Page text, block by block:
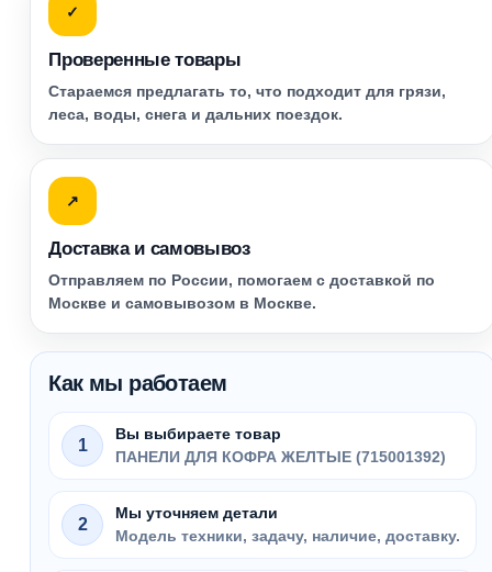
✓
Проверенные товары
Стараемся предлагать то, что подходит для грязи,
леса, воды, снега и дальних поездок.
↗
Доставка и самовывоз
Отправляем по России, помогаем с доставкой по
Москве и самовывозом в Москве.
Как мы работаем
1
Вы выбираете товар
ПАНЕЛИ ДЛЯ КОФРА ЖЕЛТЫЕ (715001392)
2
Мы уточняем детали
Модель техники, задачу, наличие, доставку.